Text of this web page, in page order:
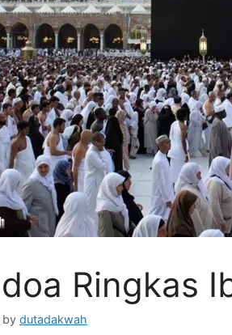
Ringkas
by dutadakwah